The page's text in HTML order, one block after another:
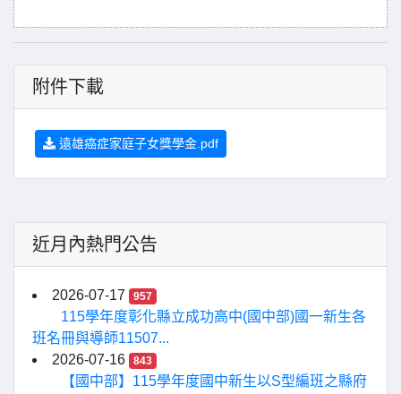
附件下載
遠雄癌症家庭子女獎學金.pdf
近月內熱門公告
2026-07-17 957
115學年度彰化縣立成功高中(國中部)國一新生各
班名冊與導師11507...
2026-07-16
843
【國中部】115學年度國中新生以S型編班之縣府